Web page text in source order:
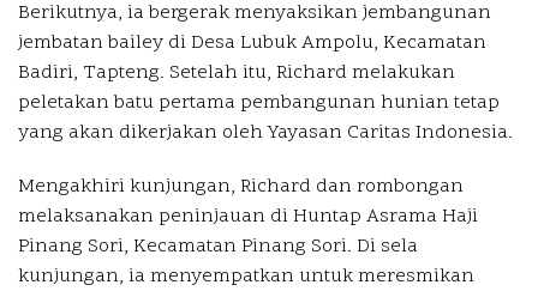
Berikutnya, ia bergerak menyaksikan jembangunan
jembatan bailey di Desa Lubuk Ampolu, Kecamatan
Badiri, Tapteng. Setelah itu, Richard melakukan
peletakan batu pertama pembangunan hunian tetap
yang akan dikerjakan oleh Yayasan Caritas Indonesia.
Mengakhiri kunjungan, Richard dan rombongan
melaksanakan peninjauan di Huntap Asrama Haji
Pinang Sori, Kecamatan Pinang Sori. Di sela
kunjungan, ia menyempatkan untuk meresmikan